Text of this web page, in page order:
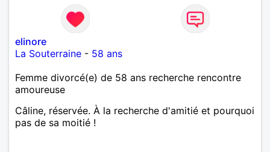
elinore
La Souterraine - 58 ans
Femme divorcé(e) de 58 ans recherche rencontre
amoureuse
Câline, réservée. À la recherche d'amitié et pourquoi
pas de sa moitié !